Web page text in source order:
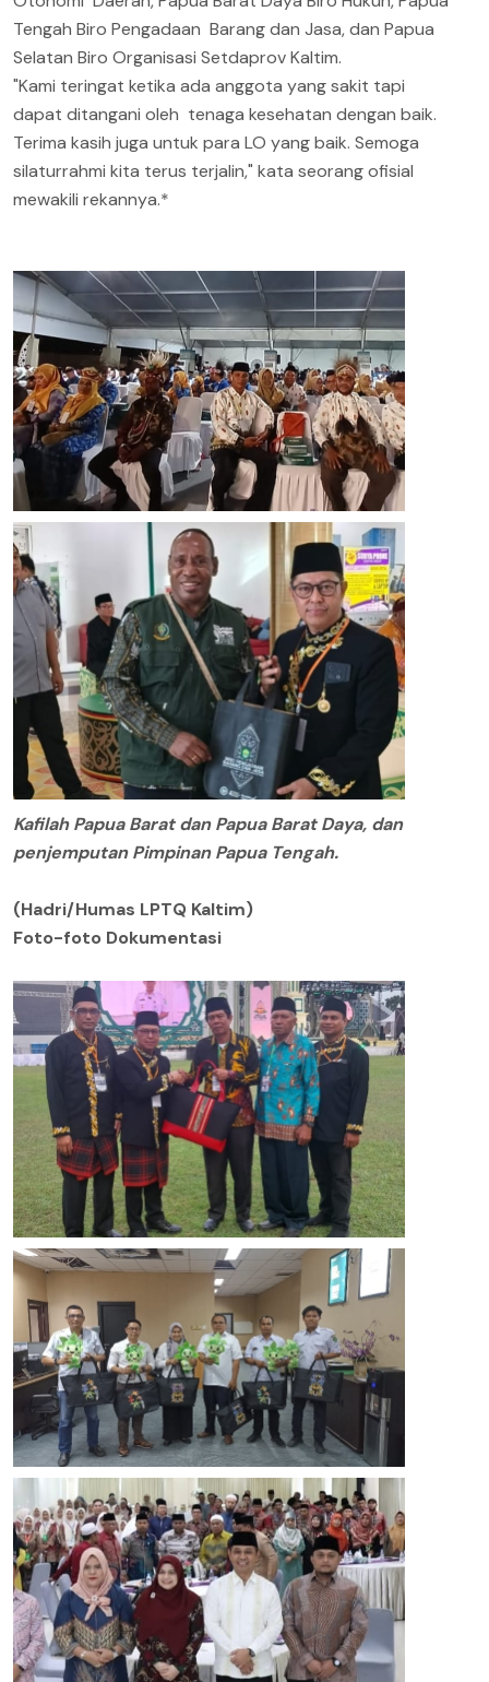
Tengah Biro Pengadaan Barang dan Jasa, dan Papua
Selatan Biro Organisasi Setdaprov Kaltim.
"Kami teringat ketika ada anggota yang sakit tapi
dapat ditangani oleh tenaga kesehatan dengan baik.
Terima kasih juga untuk para LO yang baik. Semoga
silaturrahmi kita terus terjalin," kata seorang ofisial
mewakili rekannya.*
Kafilah Papua Barat dan Papua Barat Daya, dan
penjemputan Pimpinan Papua Tengah.
(Hadri/Humas LPTQ Kaltim)
Foto-foto Dokumentasi